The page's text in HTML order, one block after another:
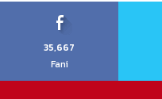
35,667
Fani